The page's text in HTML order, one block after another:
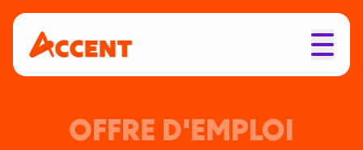
OFFRE D'EMPLOI